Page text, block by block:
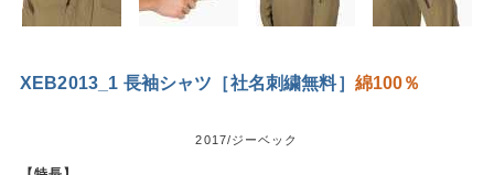
XEB2013_1 長袖シャツ［社名刺繍無料］ 綿100％
2017/ジーベック